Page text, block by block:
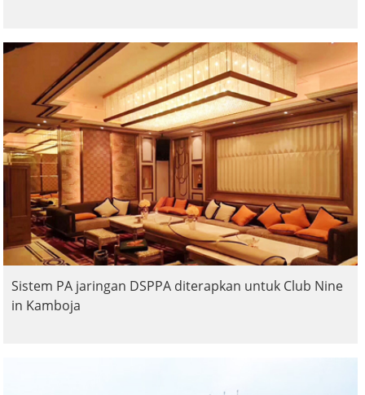
Sistem PA jaringan DSPPA diterapkan untuk Club Nine
in Kamboja